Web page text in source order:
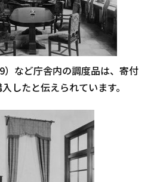
など庁舎内の調度品は、寄付
したと伝えられています。